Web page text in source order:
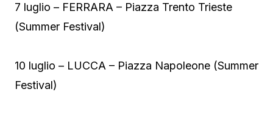
7 luglio – FERRARA – Piazza Trento Trieste
(Summer Festival)
10 luglio – LUCCA – Piazza Napoleone (Summer
Festival)